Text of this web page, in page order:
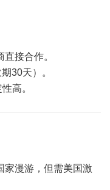
接合作。
30天）。
高。
家漫游，但需美国激